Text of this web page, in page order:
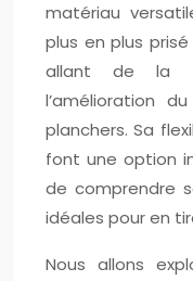
matériau
plus en plus
allant de la
l’amélioration
planchers. Sa
font une option
de comprendre
idéales pour en
Nous allons